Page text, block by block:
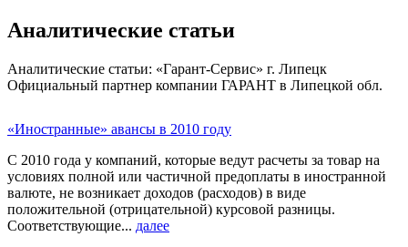
Аналитические статьи
Аналитические статьи: «Гарант-Сервис» г. Липецк
Официальный партнер компании ГАРАНТ в Липецкой обл.
«Иностранные» авансы в 2010 году
С 2010 года у компаний, которые ведут расчеты за товар на
условиях полной или частичной предоплаты в иностранной
валюте, не возникает доходов (расходов) в виде
положительной (отрицательной) курсовой разницы.
Соответствующие... далее